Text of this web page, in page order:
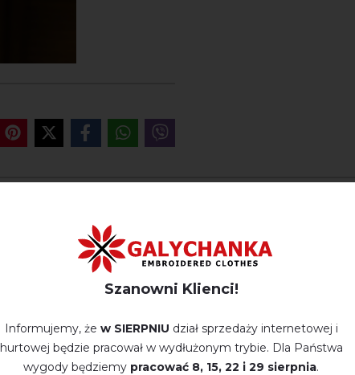
OPINIE O PETALIA (BIAŁA Z
Немає відгуків про цей товар.
Szanowni Klienci!
Informujemy, że w SIERPNIU dział sprzedaży internetowej i
hurtowej będzie pracował w wydłużonym trybie. Dla Państwa
wygody będziemy pracować 8, 15, 22 і 29 sierpnia.